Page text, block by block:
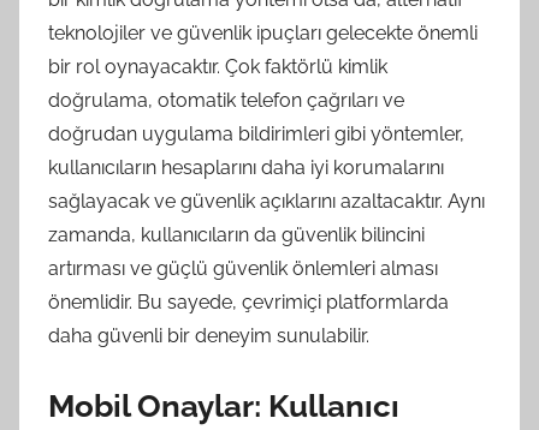
teknolojiler ve güvenlik ipuçları gelecekte önemli
bir rol oynayacaktır. Çok faktörlü kimlik
doğrulama, otomatik telefon çağrıları ve
doğrudan uygulama bildirimleri gibi yöntemler,
kullanıcıların hesaplarını daha iyi korumalarını
sağlayacak ve güvenlik açıklarını azaltacaktır. Aynı
zamanda, kullanıcıların da güvenlik bilincini
artırması ve güçlü güvenlik önlemleri alması
önemlidir. Bu sayede, çevrimiçi platformlarda
daha güvenli bir deneyim sunulabilir.
Mobil Onaylar: Kullanıcı